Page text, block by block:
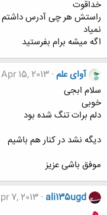
خداقوت
راستش هر چی آدرس داشتم
نمیاد
اگه میشه برام بفرستید
آوای علم Apr 15, 2013
سلام ابجی
خوبی
دلم برات تنگ شده بود
دیگه نشد در کنار هم باشیم
موفق باشی عزیز
ali135ugd
7, 2013